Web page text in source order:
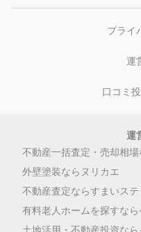
プライ
運
口コミ
運
不動産一括査定・売却相
外壁塗装ならヌリカエ
不動産査定ならすまいス
有料老人ホームを探すな
土地活用・不動産投資な